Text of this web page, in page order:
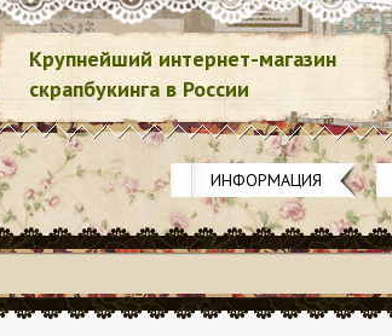
Крупнейший интернет-магазин
скрапбукинга в России
ИНФОРМАЦИЯ